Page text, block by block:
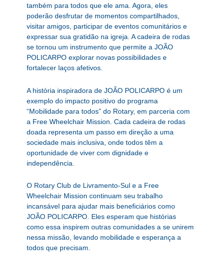
também para todos que ele ama. Agora, eles
poderão desfrutar de momentos compartilhados,
visitar amigos, participar de eventos comunitários e
expressar sua gratidão na igreja. A cadeira de rodas
se tornou um instrumento que permite a JOÃO
POLICARPO explorar novas possibilidades e
fortalecer laços afetivos.
A história inspiradora de JOÃO POLICARPO é um
exemplo do impacto positivo do programa
“Mobilidade para todos” do Rotary, em parceria com
a Free Wheelchair Mission. Cada cadeira de rodas
doada representa um passo em direção a uma
sociedade mais inclusiva, onde todos têm a
oportunidade de viver com dignidade e
independência.
O Rotary Club de Livramento-Sul e a Free
Wheelchair Mission continuam seu trabalho
incansável para ajudar mais beneficiários como
JOÃO POLICARPO. Eles esperam que histórias
como essa inspirem outras comunidades a se unirem
nessa missão, levando mobilidade e esperança a
todos que precisam.